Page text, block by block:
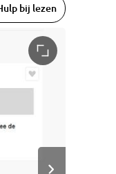
bij lezen